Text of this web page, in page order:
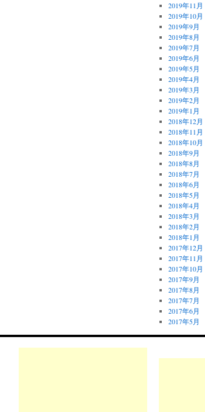
2019年11月
2019年10月
2019年9月
2019年8月
2019年7月
2019年6月
2019年5月
2019年4月
2019年3月
2019年2月
2019年1月
2018年12月
2018年11月
2018年10月
2018年9月
2018年8月
2018年7月
2018年6月
2018年5月
2018年4月
2018年3月
2018年2月
2018年1月
2017年12月
2017年11月
2017年10月
2017年9月
2017年8月
2017年7月
2017年6月
2017年5月